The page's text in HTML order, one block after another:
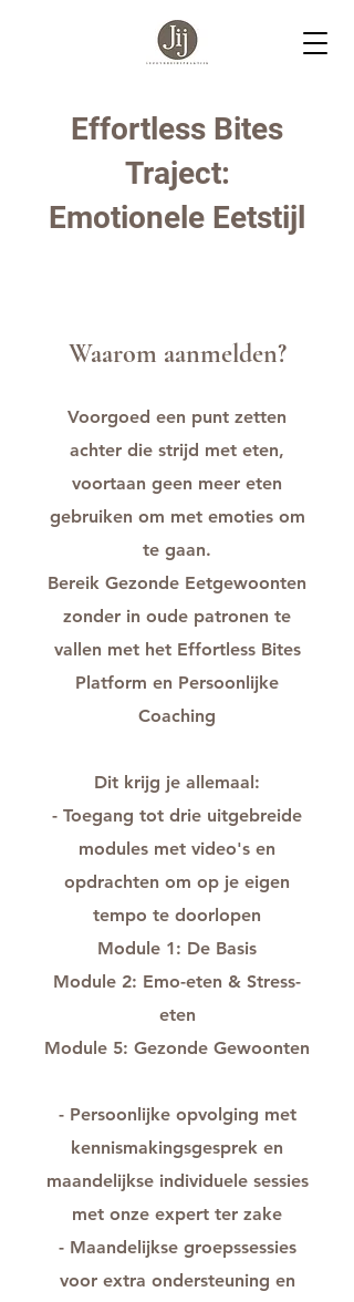
Effortless Bites
Traject:
Emotionele Eetstijl
Waarom aanmelden?
Voorgoed een punt zetten
achter die strijd met eten,
voortaan geen meer eten
gebruiken om met emoties om
te gaan.
Bereik Gezonde Eetgewoonten
zonder in oude patronen te
vallen met het Effortless Bites
Platform en Persoonlijke
Coaching
Dit krijg je allemaal:
- Toegang tot drie uitgebreide
modules met video's en
opdrachten om op je eigen
tempo te doorlopen
Module 1: De Basis
Module 2: Emo-eten & Stress-
eten
Module 5: Gezonde Gewoonten
- Persoonlijke opvolging met
kennismakingsgesprek en
maandelijkse individuele sessies
met onze expert ter zake
- Maandelijkse groepssessies
voor extra ondersteuning en